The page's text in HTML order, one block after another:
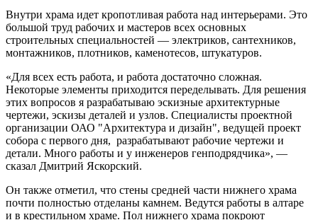
Внутри храма идет кропотливая работа над интерьерами. Это
большой труд рабочих и мастеров всех основных
строительных специальностей — электриков, сантехников,
монтажников, плотников, каменотесов, штукатуров.
«Для всех есть работа, и работа достаточно сложная.
Некоторые элементы приходится переделывать. Для решения
этих вопросов я разрабатываю эскизные архитектурные
чертежи, эскизы деталей и узлов. Специалисты проектной
организации ОАО "Архитектура и дизайн", ведущей проект
собора с первого дня, разрабатывают рабочие чертежи и
детали. Много работы и у инженеров генподрядчика», —
сказал Дмитрий Яскорский.
Он также отметил, что стены средней части нижнего храма
почти полностью отделаны камнем. Ведутся работы в алтаре
и в крестильном храме. Пол нижнего храма покроют